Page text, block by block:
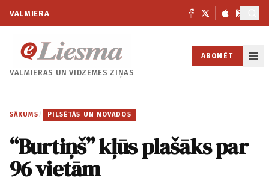
VALMIERA
VALMIERAS UNVIDZEMES ZIŅAS
ABONĒT
SĀKUMS / PILSĒTĀS UN NOVADOS
“Burtiņš” kļūs plašāks par
96 vietām